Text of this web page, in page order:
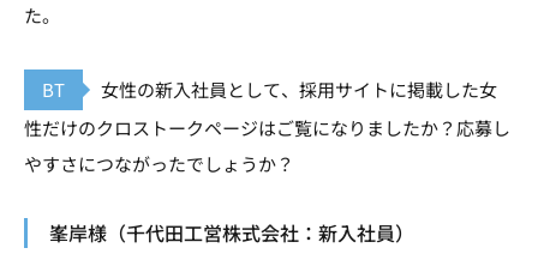
た。
BT
女性の新入社員として、採用サイトに掲載した女
性だけのクロストークページはご覧になりましたか？応募し
やすさにつながったでしょうか？
峯岸様（千代田工営株式会社：新入社員）